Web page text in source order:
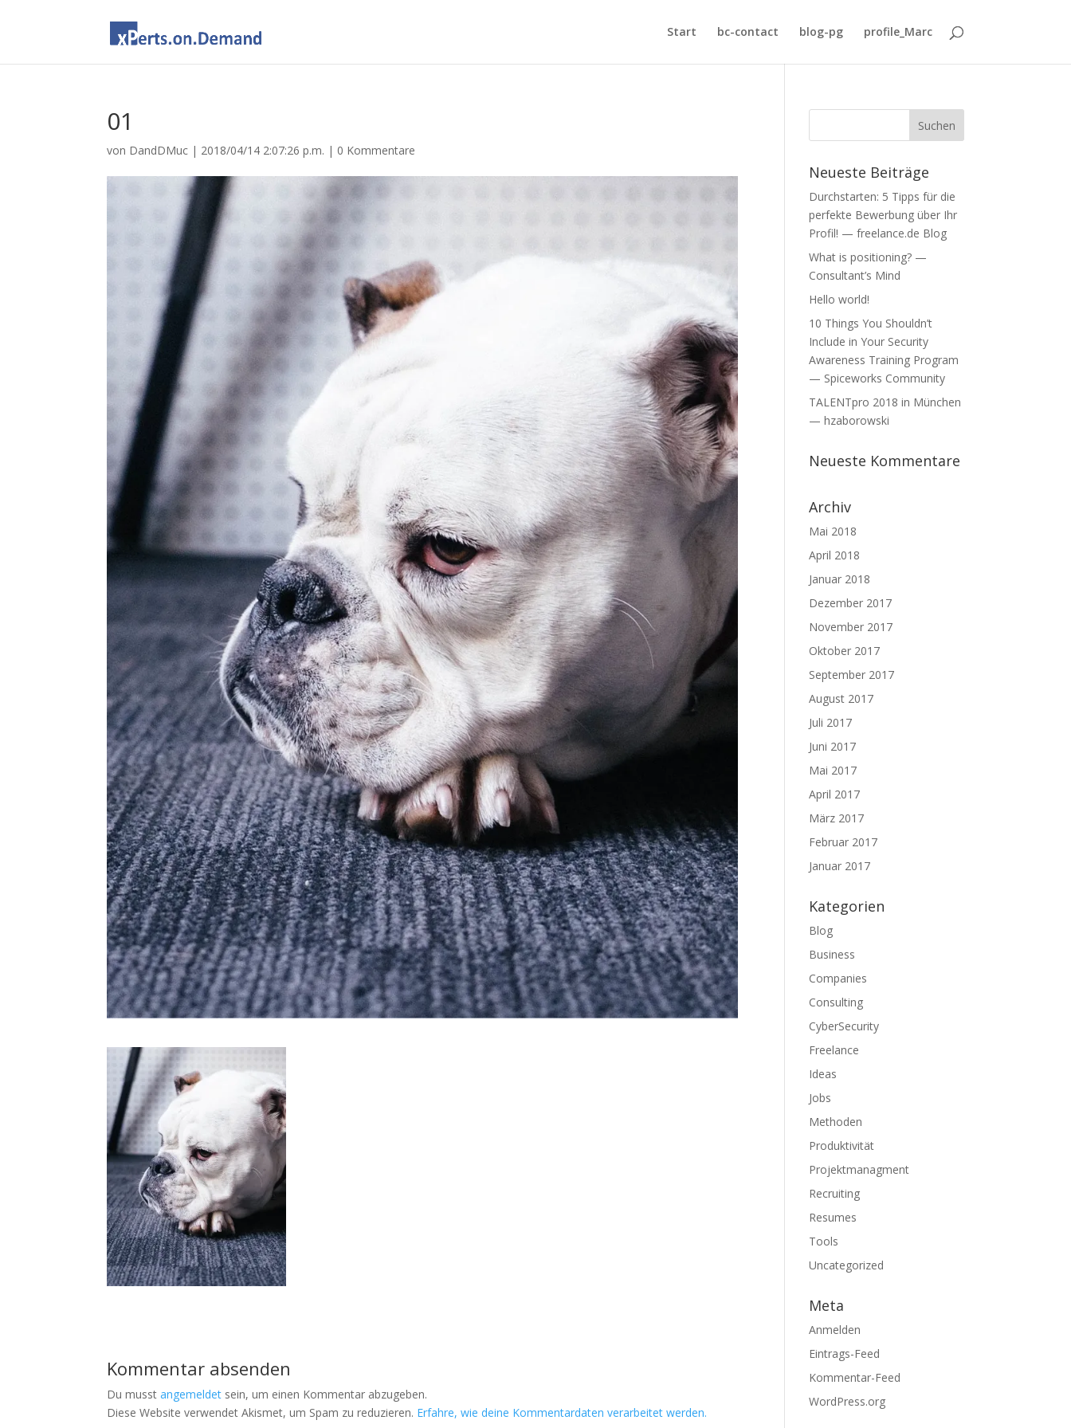
Start bc-contact blog-pg profile_Marc
01
von DandDMuc | 2018/04/14 2:07:26 p.m. | 0 Kommentare
Kommentar absenden
Du musstangemeldet sein, um einen Kommentar abzugeben.
Diese Website verwendet Akismet, um Spam zu reduzieren. Erfahre, wie deine Kommentardaten verarbeitet werden.
Neueste Beiträge
Durchstarten: 5 Tipps für die
perfekte Bewerbung über Ihr
Profil! — freelance.de Blog
What is positioning? —
Consultant’s Mind
Hello world!
10 Things You Shouldn’t
Include in Your Security
Awareness Training Program
— Spiceworks Community
TALENTpro 2018 in München
— hzaborowski
Neueste Kommentare
Archiv
Mai 2018
April 2018
Januar 2018
Dezember 2017
November 2017
Oktober 2017
September 2017
August 2017
Juli 2017
Juni 2017
Mai 2017
April 2017
März 2017
Februar 2017
Januar 2017
Kategorien
Blog
Business
Companies
Consulting
CyberSecurity
Freelance
Ideas
Jobs
Methoden
Produktivität
Projektmanagment
Recruiting
Resumes
Tools
Uncategorized
Meta
Anmelden
Eintrags-Feed
Kommentar-Feed
WordPress.org